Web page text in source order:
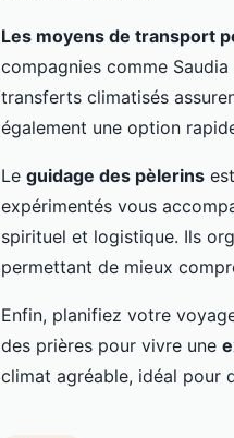
Les moyens de transport
compagnies comme
transferts climatisés
également une option
Le guidage des pèlerins
expérimentés vous
spirituel et logistique. Ils
permettant de mieux
Enfin, planifiez votre
des prières pour vivre une
climat agréable, idéal pour